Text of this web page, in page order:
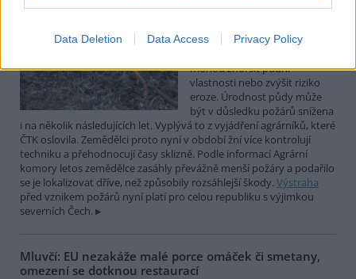
Data Deletion Data Access Privacy Policy
půdy či zvýšit riziko eroze
Diskuse: 11
mohou zhoršit půdní
vlastnosti nebo zvýšit riziko
eroze. Úrodnost půdy může
být v důsledku požárů snížena
i na několik následujících let. Vyplývá to z vyjádření agrárníků, které
ČTK oslovila. Zemědělci proto nyní v období žní více kontrolují
techniku a přehodnocují časy sklizně. Podle informací Agrární
komory letos zemědělce zasáhly převážně menší požáry a podařilo
se je lokalizovat dříve, než způsobily rozsáhlejší škody. Výstraha
před vznikem požárů nyní platí pro celou republiku s výjimkou
severních Čech.
Mluvčí: EU nezakáže malé porce omáček či smetany,
omezení se dotknou restaurací